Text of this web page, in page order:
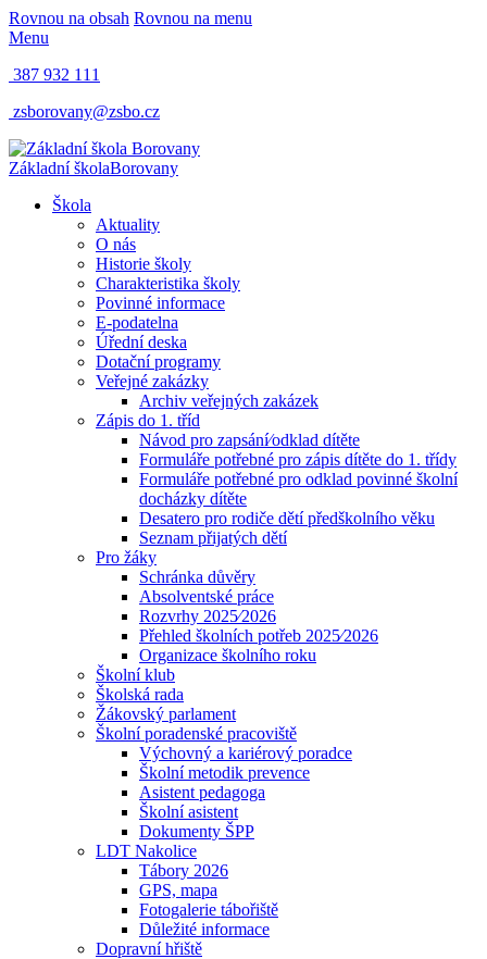
Rovnou na obsah Rovnou na menu
Menu
387 932 111
zsborovany@zsbo.cz
Základní školaBorovany
Škola
Aktuality
O nás
Historie školy
Charakteristika školy
Povinné informace
E-podatelna
Úřední deska
Dotační programy
Veřejné zakázky
Archiv veřejných zakázek
Zápis do 1. tříd
Návod pro zapsání⁄odklad dítěte
Formuláře potřebné pro zápis dítěte do 1. třídy
Formuláře potřebné pro odklad povinné školní
docházky dítěte
Desatero pro rodiče dětí předškolního věku
Seznam přijatých dětí
Pro žáky
Schránka důvěry
Absolventské práce
Rozvrhy 2025⁄2026
Přehled školních potřeb 2025⁄2026
Organizace školního roku
Školní klub
Školská rada
Žákovský parlament
Školní poradenské pracoviště
Výchovný a kariérový poradce
Školní metodik prevence
Asistent pedagoga
Školní asistent
Dokumenty ŠPP
LDT Nakolice
Tábory 2026
GPS, mapa
Fotogalerie tábořiště
Důležité informace
Dopravní hřiště